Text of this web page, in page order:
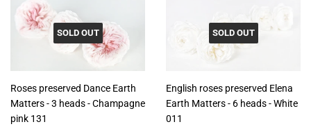
SOLD OUT
Roses preserved Dance Earth
Matters - 3 heads - Champagne
pink 131
SOLD OUT
English roses preserved Elena
Earth Matters - 6 heads - White
011